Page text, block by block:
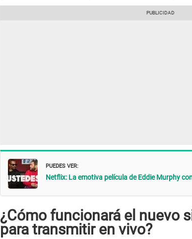
PUEDES VER:
Netflix: La emotiva película de Eddie Murphy
¿Cómo funcionará el nuevo
para transmitir en vivo?